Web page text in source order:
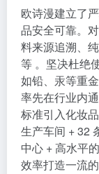
欧诗漫建立了
品安全可靠。
料来源追溯、
等 。坚决杜绝
如铅、汞等重
率先在行业内
标准引入化妆
生产车间 + 32
中心 + 高水平
效率打造一流